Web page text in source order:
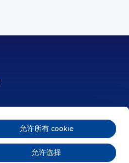
允许所有 cookie
允许选择